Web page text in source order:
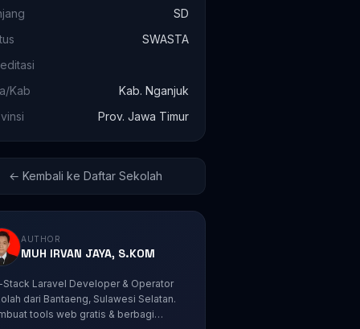
SD
SWASTA
Kab
Kab. Nganjuk
Prov. Jawa Timur
← Kembali ke Daftar Sekolah
AUTHOR
MUH IRVAN JAYA, S.KOM
Stack Laravel Developer & Operator
dari Bantaeng, Sulawesi Selatan.
tools web gratis & berbagi